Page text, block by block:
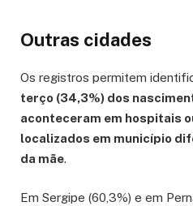
Outras cidades
Os registros permitem
terço (34,3%) dos
aconteceram em hospitais
localizados em município
da mãe.
Em Sergipe (60,3%) e em